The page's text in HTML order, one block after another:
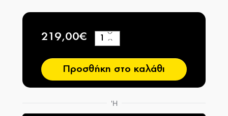
219,00€
−
+
Προσθήκη στο καλάθι